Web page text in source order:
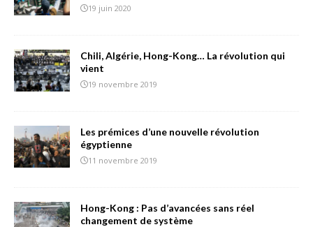
19 juin 2020
Chili, Algérie, Hong-Kong… La révolution qui
vient
19 novembre 2019
Les prémices d’une nouvelle révolution
égyptienne
11 novembre 2019
Hong-Kong : Pas d’avancées sans réel
changement de système